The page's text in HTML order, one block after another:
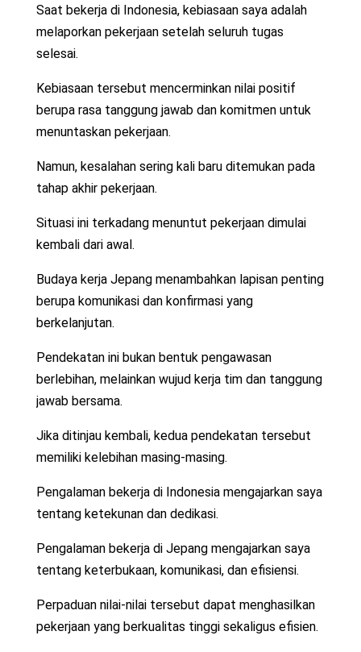
Saat bekerja di Indonesia, kebiasaan saya adalah
melaporkan pekerjaan setelah seluruh tugas
selesai.
Kebiasaan tersebut mencerminkan nilai positif
berupa rasa tanggung jawab dan komitmen untuk
menuntaskan pekerjaan.
Namun, kesalahan sering kali baru ditemukan pada
tahap akhir pekerjaan.
Situasi ini terkadang menuntut pekerjaan dimulai
kembali dari awal.
Budaya kerja Jepang menambahkan lapisan penting
berupa komunikasi dan konfirmasi yang
berkelanjutan.
Pendekatan ini bukan bentuk pengawasan
berlebihan, melainkan wujud kerja tim dan tanggung
jawab bersama.
Jika ditinjau kembali, kedua pendekatan tersebut
memiliki kelebihan masing-masing.
Pengalaman bekerja di Indonesia mengajarkan saya
tentang ketekunan dan dedikasi.
Pengalaman bekerja di Jepang mengajarkan saya
tentang keterbukaan, komunikasi, dan efisiensi.
Perpaduan nilai-nilai tersebut dapat menghasilkan
pekerjaan yang berkualitas tinggi sekaligus efisien.